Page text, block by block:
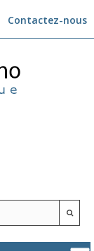
Contactez-nous